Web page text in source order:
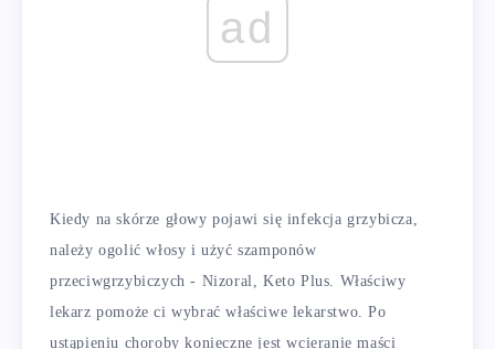
ad
Kiedy na skórze głowy pojawi się infekcja grzybicza,
należy ogolić włosy i użyć szamponów
przeciwgrzybiczych - Nizoral, Keto Plus. Właściwy
lekarz pomoże ci wybrać właściwe lekarstwo. Po
ustąpieniu choroby konieczne jest wcieranie maści